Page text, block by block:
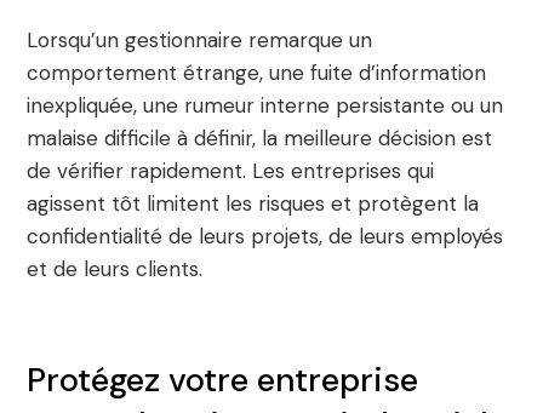
Lorsqu’un gestionnaire remarque un
comportement étrange, une fuite d’information
inexpliquée, une rumeur interne persistante ou un
malaise difficile à définir, la meilleure décision est
de vérifier rapidement. Les entreprises qui
agissent tôt limitent les risques et protègent la
confidentialité de leurs projets, de leurs employés
et de leurs clients.
Protégez votre entreprise